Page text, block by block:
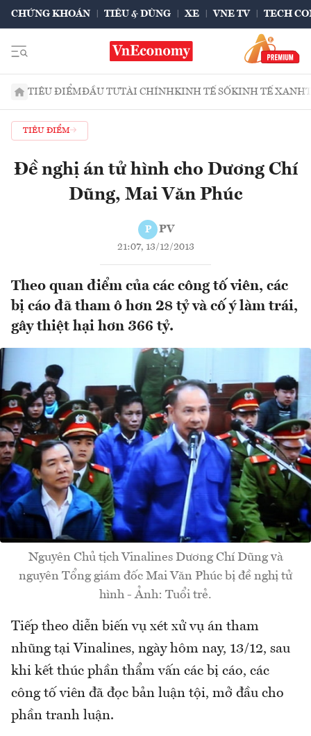
CHỨNG KHOÁN TIÊU & DÙNG XE VNE TV TECH
TIÊU ĐIỂMĐẦU TƯTÀI CHÍNHKINH TẾ SỐKINH TẾ XANH
TIÊU ĐIỂM
Đề nghị án tử hình cho Dương Chí
Dũng, Mai Văn Phúc
P PV
21:07, 13/12/2013
Theo quan điểm của các công tố viên, các
bị cáo đã tham ô hơn 28 tỷ và cố ý làm trái,
gây thiệt hại hơn 366 tỷ.
Nguyên Chủ tịch Vinalines Dương Chí Dũng và
nguyên Tổng giám đốc Mai Văn Phúc bị đề nghị tử
hình - Ảnh: Tuổi trẻ.
Tiếp theo diễn biến vụ xét xử vụ án tham
nhũng tại Vinalines, ngày hôm nay, 13/12, sau
khi kết thúc phần thẩm vấn các bị cáo, các
công tố viên đã đọc bản luận tội, mở đầu cho
phần tranh luận.